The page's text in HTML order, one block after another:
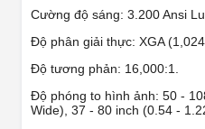
Cường độ sáng: 3.200 Ansi
Độ phân giải thực: XGA (1,024
Độ tương phản: 16,000:1.
Độ phóng to hình ảnh: 50 -
Wide), 37 - 80 inch (0.54 -